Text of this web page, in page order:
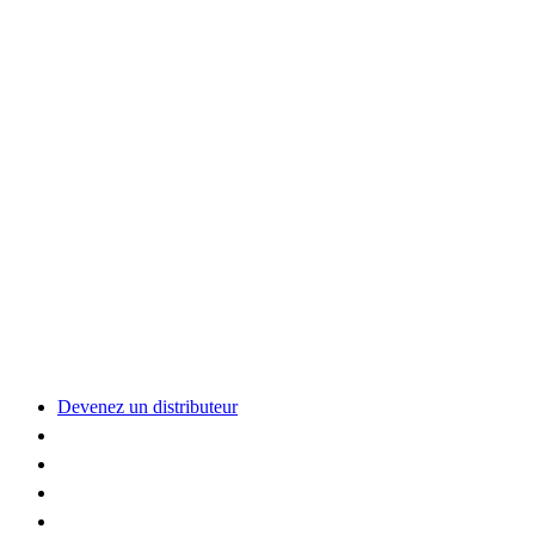
Devenez un distributeur